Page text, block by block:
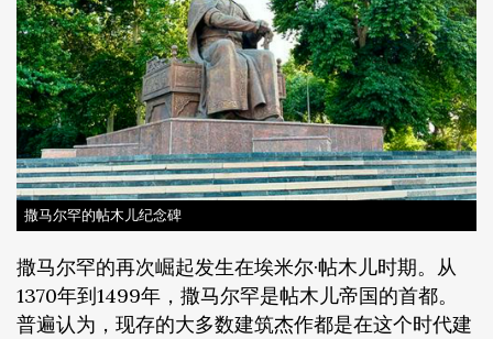
撒马尔罕的帖木儿纪念碑
撒马尔罕的再次崛起发生在埃米尔·帖木儿时期。从
1370年到1499年，撒马尔罕是帖木儿帝国的首都。
普遍认为，现存的大多数建筑杰作都是在这个时代建